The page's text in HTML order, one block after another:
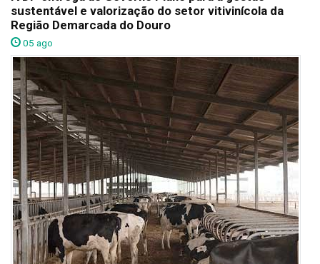
sustentável e valorização do setor vitivinícola da
Região Demarcada do Douro
05 ago